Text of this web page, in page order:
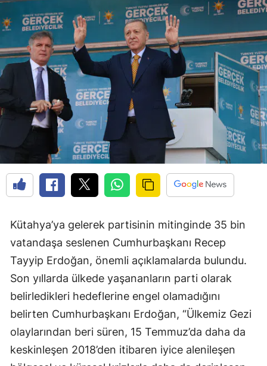
Kütahya’ya gelerek partisinin mitinginde 35 bin
vatandaşa seslenen Cumhurbaşkanı Recep
Tayyip Erdoğan, önemli açıklamalarda bulundu.
Son yıllarda ülkede yaşananların parti olarak
belirledikleri hedeflerine engel olamadığını
belirten Cumhurbaşkanı Erdoğan, “Ülkemiz Gezi
olaylarından beri süren, 15 Temmuz’da daha da
keskinleşen 2018’den itibaren iyice alenileşen